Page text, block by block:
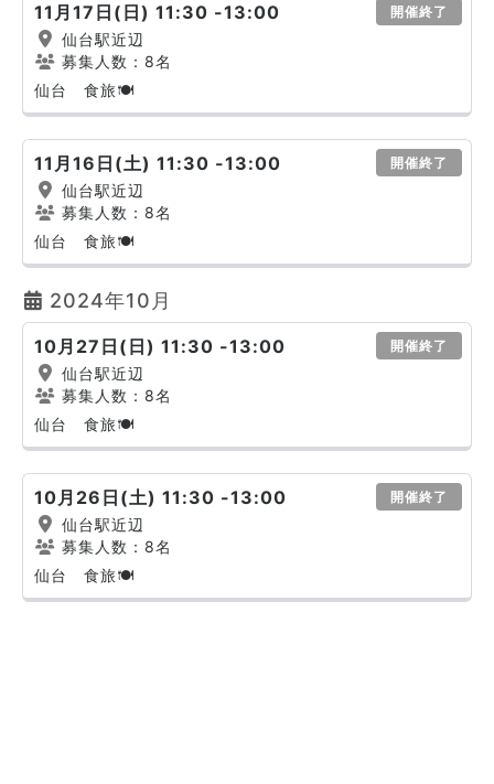
11月17日(日) 11:30 -13:00 開催終了
仙台駅近辺
募集人数：8名
仙台 食旅🍽
11月16日(土) 11:30 -13:00 開催終了
仙台駅近辺
募集人数：8名
仙台 食旅🍽
2024年10月
10月27日(日) 11:30 -13:00 開催終了
仙台駅近辺
募集人数：8名
仙台 食旅🍽
10月26日(土) 11:30 -13:00 開催終了
仙台駅近辺
募集人数：8名
仙台 食旅🍽